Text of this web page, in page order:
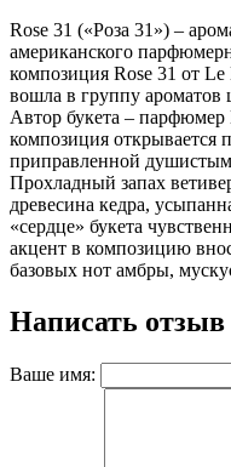
Rose 31 («Роза 31») –
американского
композиция Rose 31 от
вошла в группу ароматов
Автор букета –
композиция открывается
приправленной
Прохладный запах
древесина кедра,
«сердце» букета
акцент в композицию
базовых нот амбры,
Написать отзыв
Ваше имя: